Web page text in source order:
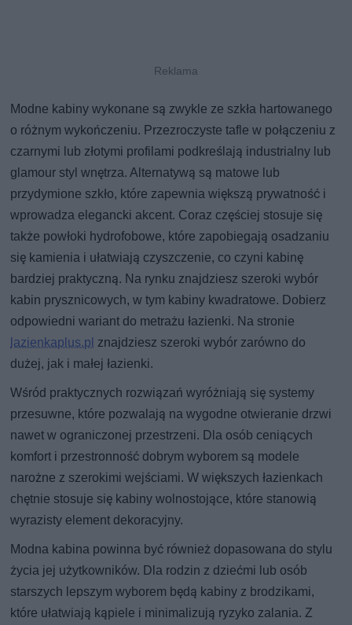
Modne kabiny wykonane są zwykle ze szkła hartowanego
o różnym wykończeniu. Przezroczyste tafle w połączeniu z
czarnymi lub złotymi profilami podkreślają industrialny lub
glamour styl wnętrza. Alternatywą są matowe lub
przydymione szkło, które zapewnia większą prywatność i
wprowadza elegancki akcent. Coraz częściej stosuje się
także powłoki hydrofobowe, które zapobiegają osadzaniu
się kamienia i ułatwiają czyszczenie, co czyni kabinę
bardziej praktyczną. Na rynku znajdziesz szeroki wybór
kabin prysznicowych, w tym kabiny kwadratowe. Dobierz
odpowiedni wariant do metrażu łazienki. Na stronie
lazienkaplus.pl znajdziesz szeroki wybór zarówno do
dużej, jak i małej łazienki.
Wśród praktycznych rozwiązań wyróżniają się systemy
przesuwne, które pozwalają na wygodne otwieranie drzwi
nawet w ograniczonej przestrzeni. Dla osób ceniących
komfort i przestronność dobrym wyborem są modele
narożne z szerokimi wejściami. W większych łazienkach
chętnie stosuje się kabiny wolnostojące, które stanowią
wyrazisty element dekoracyjny.
Modna kabina powinna być również dopasowana do stylu
życia jej użytkowników. Dla rodzin z dziećmi lub osób
starszych lepszym wyborem będą kabiny z brodzikami,
które ułatwiają kąpiele i minimalizują ryzyko zalania. Z